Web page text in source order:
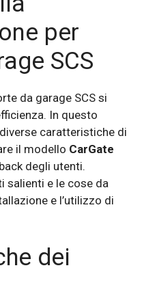
per
SCS
da garage SCS si
In questo
caratteristiche di
il modello CarGate
degli utenti.
salienti e le cose da
e l’utilizzo di
dei